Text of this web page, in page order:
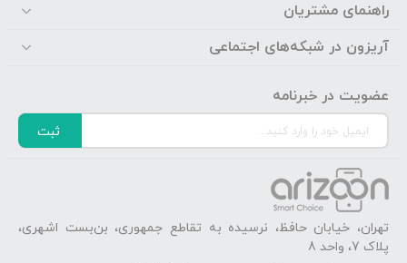
راهنمای مشتریان
آریزون در شبکه‌های اجتماعی
عضویت در خبرنامه
ثبت
تهران، خیابان حافظ، نرسیده به تقاطع جمهوری، بن‌بست اشهری،
پلاک 7، واحد 8